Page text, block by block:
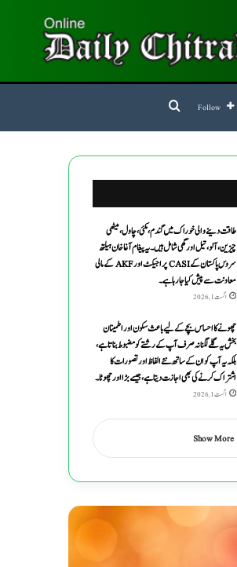
Follow
Search for
طاقت دینے والی خوراک میں گندم ،مکئی ،چاول،میٹھی
چیزین ،آلو،تیل اورگھی شامل ہیں۔یہ پیغام آغاخان ہیلتھ
سروس پاکستان کے CASI پراجیکٹ اور AKF کے مالی
معاونت سے پیش کیاجارہاہے۔
اگست 1, 2026
چھونے کا احساس بچے کے لیے باعث سکون اور اطمینان
بخش یہ گلے لگنا نہ صرف آپ کے رشتے کو مضبوط بناتا ہے،
بلکہ یہ آپ کو ان کے ساتھ نئے الفاظ اور تصورات کا
اشتراک کرنے کی بھی اجازت دیتا ہے ، جیسے بڑا اور چھوٹا۔
اگست 1, 2026
Show More